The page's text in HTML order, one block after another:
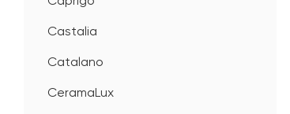
Castalia
Catalano
CeramaLux